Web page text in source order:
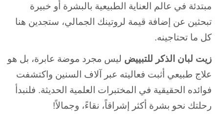
مبتدئة في عالم العناية الطبيعية بالبشرة أو خبيرة
تبحثين عن إضافة قيمة لروتينك الجمالي، ستجدين هنا
كل ما تحتاجينه.
زيت لبان الذكر للتبييض ليس مجرد موضة عابرة، بل هو
علاج طبيعي أثبت فعاليته عبر آلاف السنين واكتشفت
فوائده الحقيقية في المختبرات العلمية الحديثة. فلنبدأ
رحلتك نحو بشرة أكثر إشراقاً، نقاءً، وجمالاً!